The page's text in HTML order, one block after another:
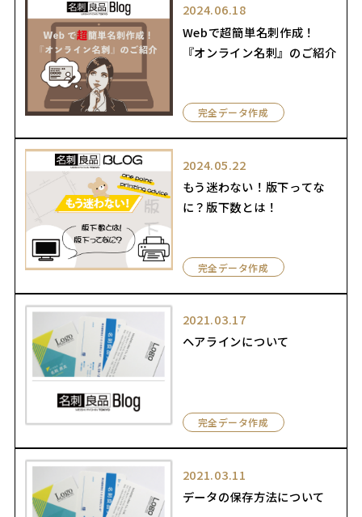
2024.06.18
Webで超簡単名刺作成！
『オンライン名刺』のご紹介
完全データ作成
2024.05.22
もう迷わない！版下ってな
に？版下数とは！
完全データ作成
2021.03.17
ヘアラインについて
完全データ作成
2021.03.11
データの保存方法について